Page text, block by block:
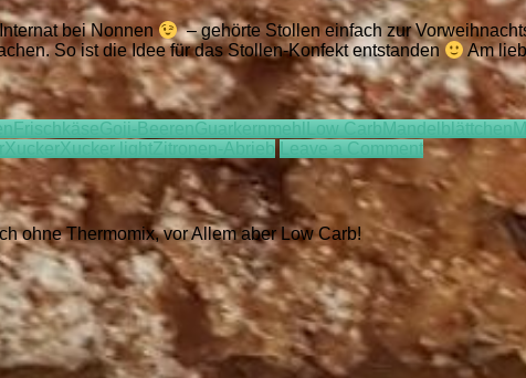
bei Nonnen
– gehörte Stollen einfach zur
So ist die Idee für das Stollen-Konfekt entstanden
Am
FrischkäseGoji-BeerenGuarkernmehlLow CarbMandelblättchen
XuckerXucker lightZitronen-Abrieb Leave a Commenton
LCC
Stollen-
Konfekt
ohne Thermomix, vor Allem aber Low Carb!